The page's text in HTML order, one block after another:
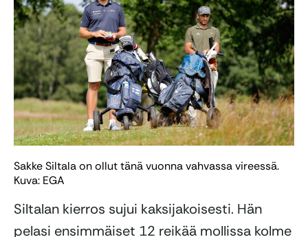
Sakke Siltala on ollut tänä vuonna vahvassa vireessä.
Kuva: EGA
Siltalan kierros sujui kaksijakoisesti. Hän
pelasi ensimmäiset 12 reikää mollissa kolme